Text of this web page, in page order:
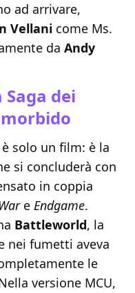
ad arrivare,
Vellani come Ms.
da Andy
dei
solo un film: è la
si concluderà con
in coppia
e Endgame.
Battleworld, la
nei fumetti aveva
le
versione MCU,